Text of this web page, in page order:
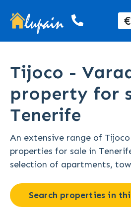
€
Tijoco -
property for
Tenerife
An extensive range of
properties for sale in
selection of apartments,
Search properties in